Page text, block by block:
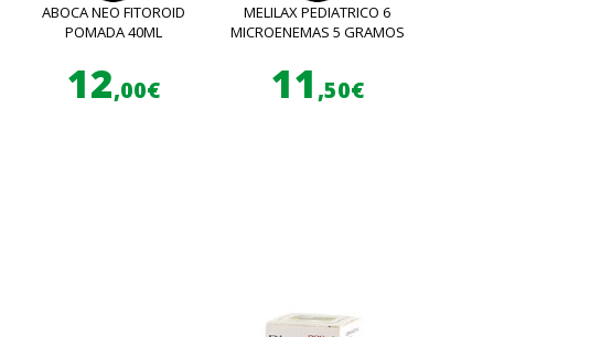
ABOCA NEO FITOROID
POMADA 40ML
12,00€
MELILAX PEDIATRICO 6
MICROENEMAS 5 GRAMOS
11 ,50€